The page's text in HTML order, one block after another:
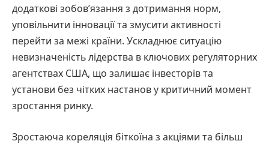
додаткові зобов’язання з дотримання норм,
уповільнити інновації та змусити активності
перейти за межі країни. Ускладнює ситуацію
невизначеність лідерства в ключових регуляторних
агентствах США, що залишає інвесторів та
установи без чітких настанов у критичний момент
зростання ринку.
Зростаюча кореляція біткоїна з акціями та більш